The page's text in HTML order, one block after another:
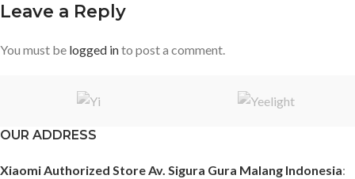
Leave a Reply
You must be logged into post a comment.
OUR ADDRESS
Xiaomi Authorized Store Av. Sigura Gura Malang Indonesia: